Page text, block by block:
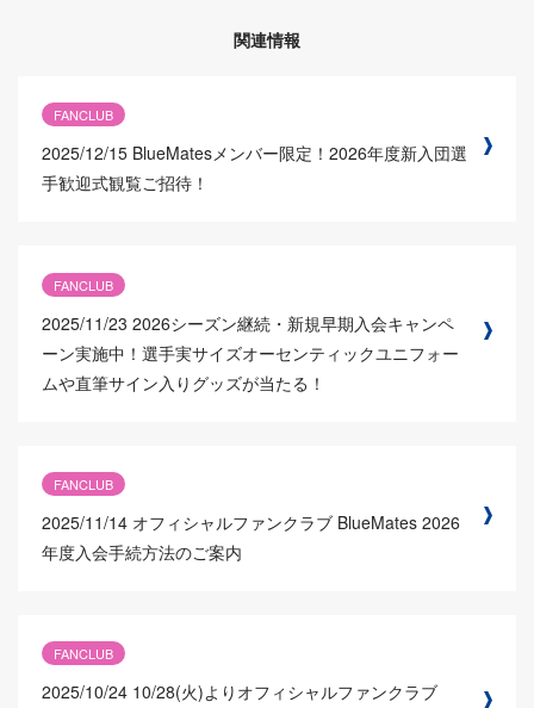
関連情報
FANCLUB
2025/12/15 BlueMatesメンバー限定！2026年度新入団選
手歓迎式観覧ご招待！
FANCLUB
2025/11/23 2026シーズン継続・新規早期入会キャンペ
ーン実施中！選手実サイズオーセンティックユニフォー
ムや直筆サイン入りグッズが当たる！
FANCLUB
2025/11/14 オフィシャルファンクラブ BlueMates 2026
年度入会手続方法のご案内
FANCLUB
2025/10/24 10/28(火)よりオフィシャルファンクラブ